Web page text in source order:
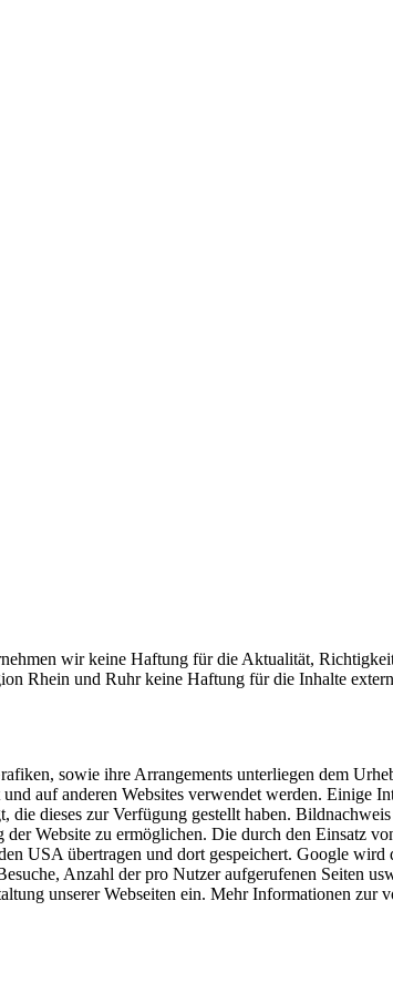
wir keine Haftung für die Aktualität,
Rhein und Ruhr keine Haftung für die Inhalte
sowie ihre Arrangements unterliegen dem
auf anderen Websites verwendet werden. Einige
dieses zur Verfügung gestellt haben.
Website zu ermöglichen. Die durch den Einsatz
USA übertragen und dort gespeichert. Google
Anzahl der pro Nutzer aufgerufenen Seiten
unserer Webseiten ein. Mehr Informationen zur